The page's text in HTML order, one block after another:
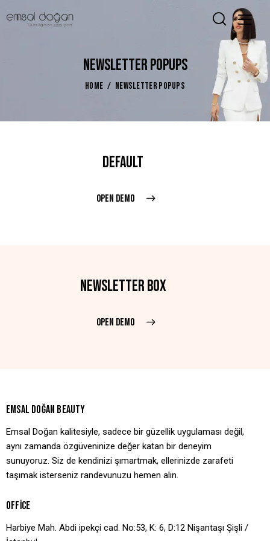
NEWSLETTER POPUPS
HOME NEWSLETTER POPUPS
DEFAULT
OPEN DEMO
NEWSLETTER BOX
OPEN DEMO
EMSAL DOĞAN BEAUTY
Emsal Doğan kalitesiyle, sadece bir güzellik uygulaması değil,
aynı zamanda özgüveninize değer katan bir deneyim
sunuyoruz. Siz de kendinizi şımartmak, ellerinizde zarafeti
taşımak isterseniz randevunuzu hemen alın.
OFFICE
Harbiye Mah. Abdi ipekçi cad. No:53, K: 6, D:12 Nişantaşı Şişli /